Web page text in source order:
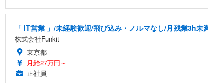
「 IT営業 」/未経験歓迎/飛び込み・ノルマなし/月残業3h
株式会社Funkit
東京都
月給27万円～
正社員